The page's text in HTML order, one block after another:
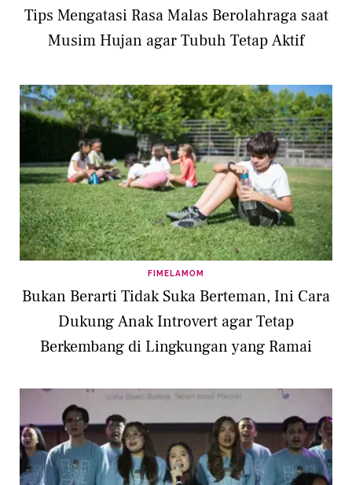
Tips Mengatasi Rasa Malas Berolahraga saat
Musim Hujan agar Tubuh Tetap Aktif
FIMELAMOM
Bukan Berarti Tidak Suka Berteman, Ini Cara
Dukung Anak Introvert agar Tetap
Berkembang di Lingkungan yang Ramai